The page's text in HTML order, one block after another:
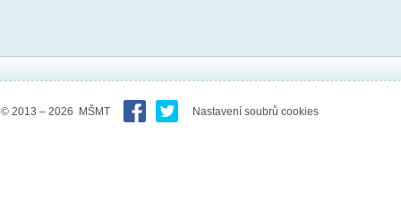
© 2013 – 2026 MŠMT Nastavení soubrů cookies